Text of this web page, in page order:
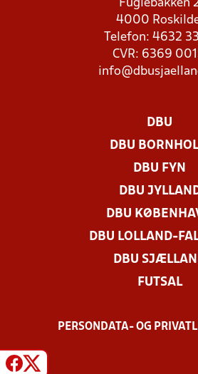
Fuglebakken
4000
Telefon: 4632
CVR: 6369
DBU
DBU
DBU FYN
DBU
DBU
DBU LOLLAND-
DBU
FUTSAL
PERSONDATA- OG